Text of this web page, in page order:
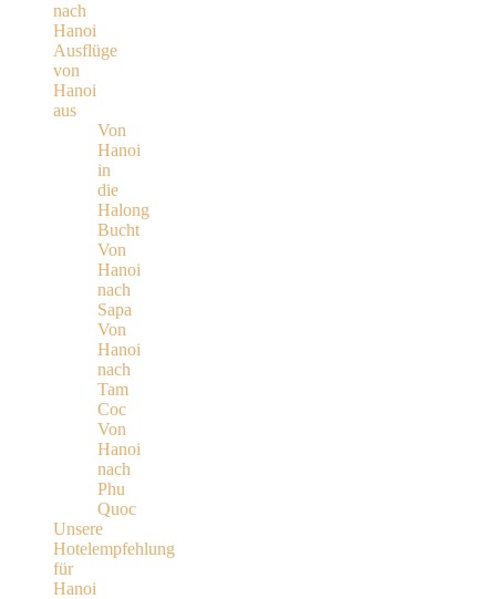
nach
Hanoi
Ausflüge
von
Hanoi
aus
Von
Hanoi
in
die
Halong
Bucht
Von
Hanoi
nach
Sapa
Von
Hanoi
nach
Tam
Coc
Von
Hanoi
nach
Phu
Quoc
Unsere
Hotelempfehlung
für
Hanoi